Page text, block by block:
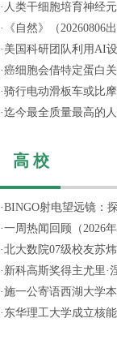
· 人类干细胞培育神经
·
《自然》（20260806
· 美国科研团队利用AI
·癌细胞会借特定蛋白
·骑行电动滑板车或比
·迄今最全质量最高的
高 校
·BINGO射电望远镜：
·一周热闻回顾（2026年
·北大数院07级校友苏
· 新科高斯奖得主尤里·
·施一公寄语西湖大学
· 东华理工大学成立核